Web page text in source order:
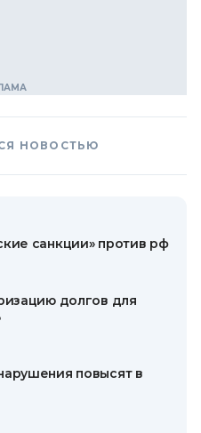
НОВОСТЬЮ
санкции» против рф
долгов для
повысят в